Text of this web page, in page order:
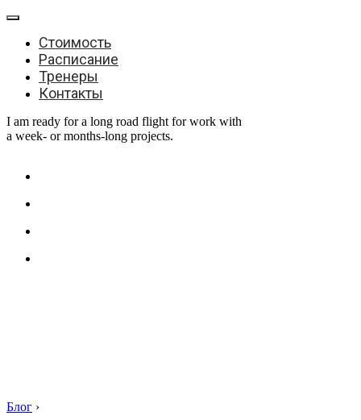
Стоимость
Расписание
Тренеры
Контакты
I am ready for a long road flight for work with
a week- or months-long projects.
Блог ›